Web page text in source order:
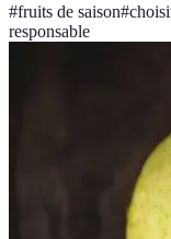
#fruits de saison#
responsable